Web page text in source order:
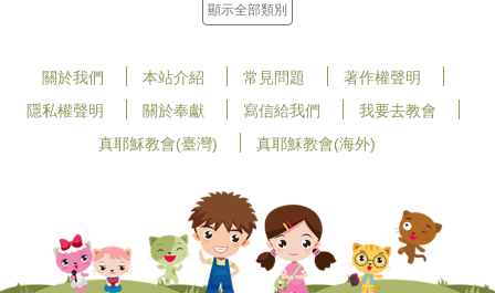
顯示全部類別
關於我們 本站介紹 常見問題
著作權聲明
隱私權聲明
關於奉獻 寫信給我們
我要去教會
真耶穌教會(臺灣)
真耶穌教會(海外)